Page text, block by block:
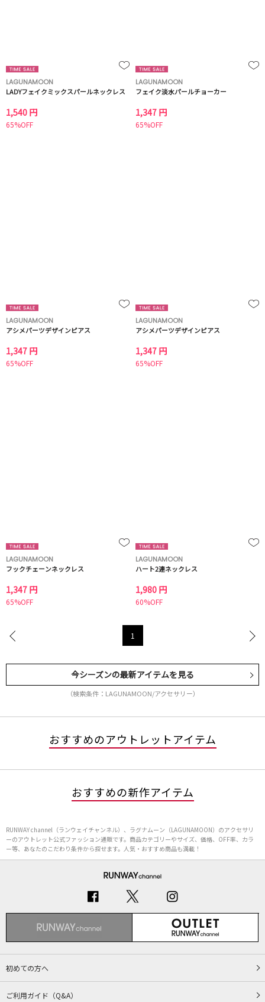
LAGUNAMOON
LADYフェイクミックスパールネックレス
1,540 円
65%OFF
LAGUNAMOON
フェイク淡水パールチョーカー
1,347 円
65%OFF
LAGUNAMOON
アシメパーツデザインピアス
1,347 円
65%OFF
LAGUNAMOON
アシメパーツデザインピアス
1,347 円
65%OFF
LAGUNAMOON
フックチェーンネックレス
1,347 円
65%OFF
LAGUNAMOON
ハート2連ネックレス
1,980 円
60%OFF
1
今シーズンの最新アイテムを見る
（検索条件：LAGUNAMOON/アクセサリー）
おすすめのアウトレットアイテム
おすすめの新作アイテム
RUNWAY channel（ランウェイチャンネル）、ラグナムーン（LAGUNAMOON）のアクセサリ
ーのアウトレット公式ファッション通販です。商品カテゴリーやサイズ、価格、OFF率、カラ
ー等、あなたのこだわり条件から探せます。人気・おすすめ商品も満載！
初めての方へ
ご利用ガイド（Q&A）